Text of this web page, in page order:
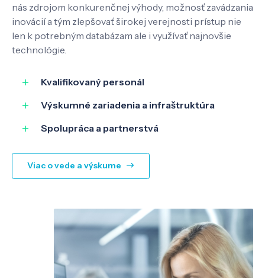
nás zdrojom konkurenčnej výhody, možnosť zavádzania
inovácií a tým zlepšovať širokej verejnosti prístup nie
len k potrebným databázam ale i využívať najnovšie
technológie.
Kvalifikovaný personál
Výskumné zariadenia a infraštruktúra
Spolupráca a partnerstvá
Viac o vede a výskume